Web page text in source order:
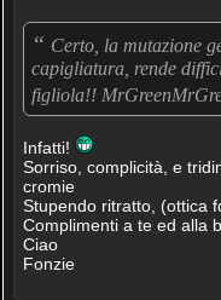
“ Certo, la mutazione
capigliatura, rende
figliola!!
Infatti!
Sorriso, complicità, e
cromie
Stupendo ritratto, (ottica
Complimenti a te ed alla
Ciao
Fonzie